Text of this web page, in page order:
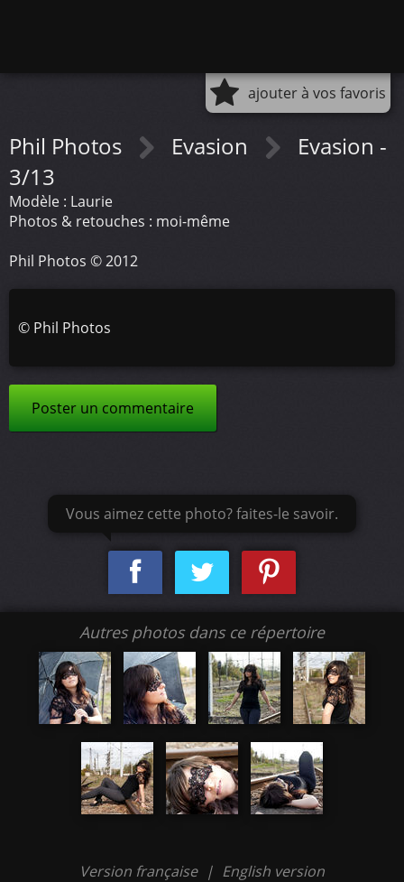
ajouter à vos favoris
Phil Photos Evasion
Evasion -
3/13
Modèle : Laurie
Photos & retouches : moi-même
Phil Photos © 2012
© Phil Photos
Poster un commentaire
Vous aimez cette photo? faites-le savoir.
Autres photos dans ce répertoire
Version française | English version